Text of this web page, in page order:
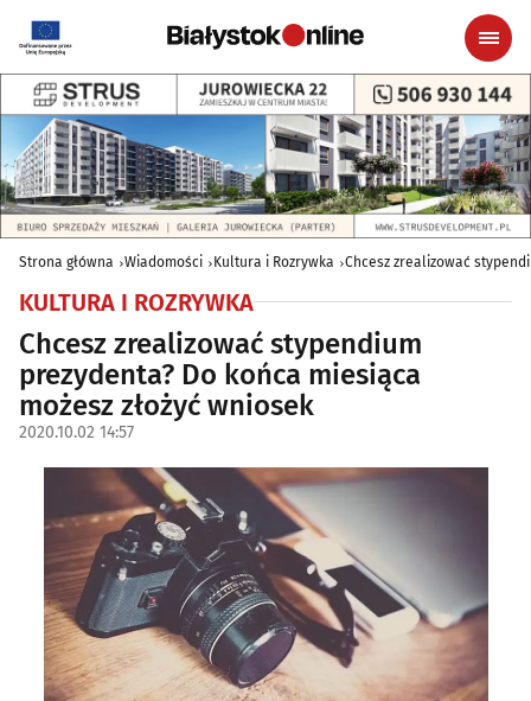
Strona główna Wiadomości Kultura i Rozrywka Chcesz zrealizować
KULTURA I ROZRYWKA
Chcesz zrealizować stypendium
prezydenta? Do końca miesiąca
możesz złożyć wniosek
2020.10.02 14:57